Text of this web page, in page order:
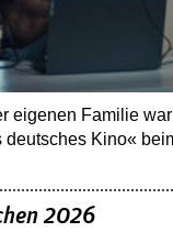
eigenen Familie
Kino«
2026